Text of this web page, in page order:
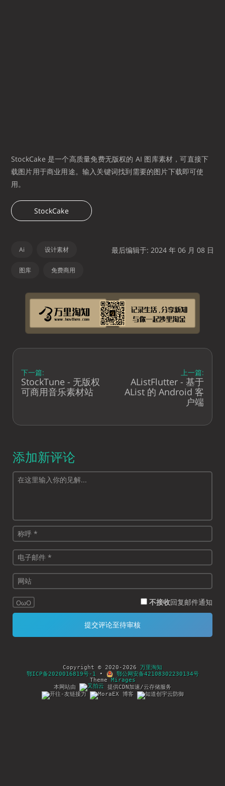
StockCake 是一个高质量免费无版权的 AI 图库素材，可直接下
载图片用于商业用途。输入关键词找到需要的图片下载即可使
用。
StockCake
Ai 设计素材
图库 免费商用
最后编辑于: 2024 年 06 月 08 日
下一篇:
StockTune - 无版权
可商用音乐素材站
上一篇:
AListFlutter - 基于
AList 的 Android 客
户端
添加新评论
OωO 不接收回复邮件通知
Copyright © 2020-2026 万里淘知
鄂ICP备2020016819号-1 •
鄂公网安备42108302230134号
Theme Mirages
本网站由
提供CDN加速/云存储服务